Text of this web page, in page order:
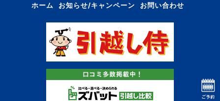
ホーム お知らせ/キャンペーン お問い合わせ